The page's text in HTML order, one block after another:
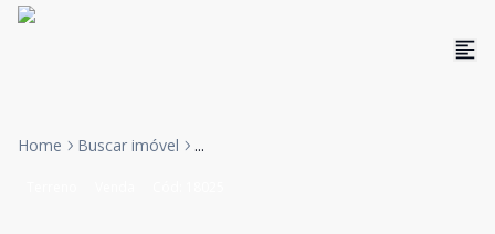
Home Buscar imóvel ...